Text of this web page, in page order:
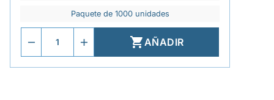
Paquete de 1000 unidades
AÑADIR